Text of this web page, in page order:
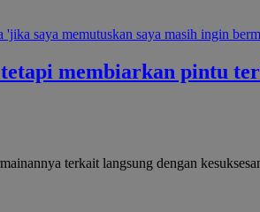
membiarkan pintu
terkait langsung dengan